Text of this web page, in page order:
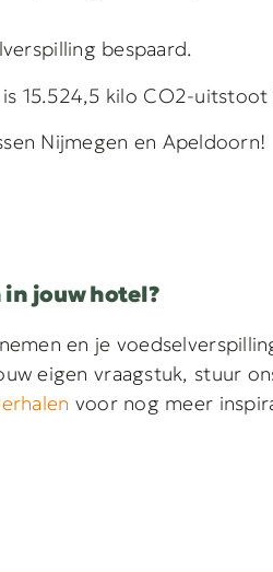
bespaard.
15.524,5 kilo CO2-uitstoot
Nijmegen en Apeldoorn!
jouw hotel?
en je
eigen vraagstuk, stuur
voor nog meer